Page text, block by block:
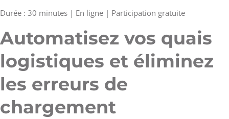
Durée : 30 minutes | En ligne | Participation gratuite
Automatisez vos quais
logistiques et éliminez
les erreurs de
chargement